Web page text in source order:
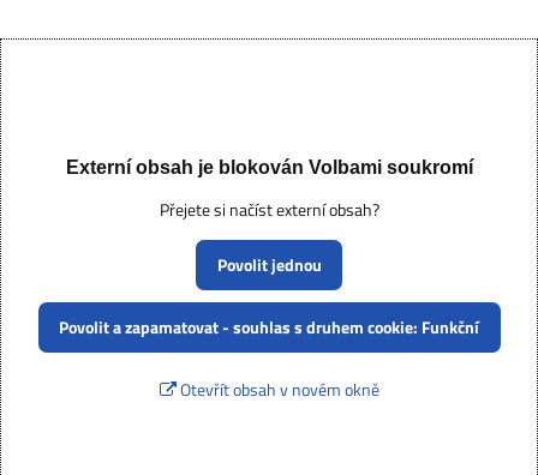
Externí obsah je blokován Volbami soukromí
Přejete si načíst externí obsah?
Povolit jednou
Povolit a zapamatovat - souhlas s druhem cookie: Funkční
Otevřít obsah v novém okně